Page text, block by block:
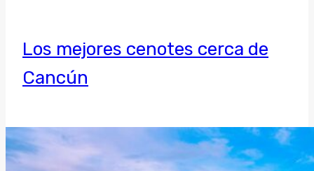
Los mejores cenotes cerca de
Cancún